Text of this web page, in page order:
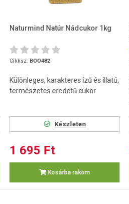
Naturmind Natúr Nádcukor 1kg
Cikksz. BOO482
Különleges, karakteres ízű és illatú,
természetes eredetű cukor.
Készleten
1 695 Ft
Kosárba rakom